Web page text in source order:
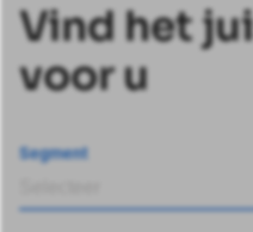
Vind het
voor u
Segment